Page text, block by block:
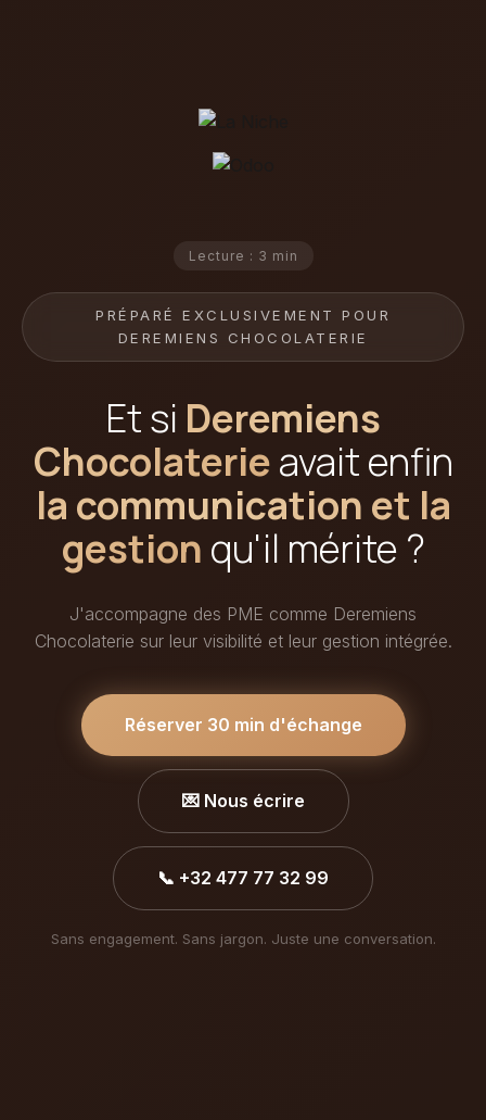
Lecture : 3 min
PRÉPARÉ EXCLUSIVEMENT POUR
DEREMIENS CHOCOLATERIE
Et si Deremiens
Chocolaterieavait enfin
la communication et la
gestion qu'il mérite ?
J'accompagne des PME comme Deremiens
Chocolaterie sur leur visibilité et leur gestion intégrée.
Réserver 30 min d'échange
💌 Nous écrire
📞 +32 477 77 32 99
Sans engagement. Sans jargon. Juste une conversation.